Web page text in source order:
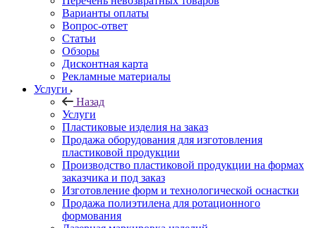
Варианты оплаты
Вопрос-ответ
Статьи
Обзоры
Дисконтная карта
Рекламные материалы
Услуги
Назад
Услуги
Пластиковые изделия на заказ
Продажа оборудования для изготовления
пластиковой продукции
Производство пластиковой продукции на формах
заказчика и под заказ
Изготовление форм и технологической оснастки
Продажа полиэтилена для ротационного
формования